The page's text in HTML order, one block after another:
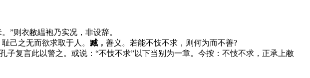
”则衣敝緼袍乃实况，非设辞。
己之无而欲求取于人。 臧， 善义。若能不忮不求，则何为而不善?
复言此以警之。或说：“不忮不求”以下当别为一章。今按：不忮不求，正承上敝